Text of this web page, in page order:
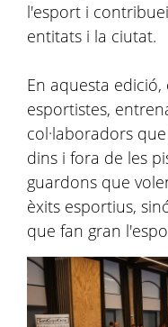
l'esport i
entitats i la ciutat.
En aquesta
esportistes,
col·laboradors
dins i fora de les
guardons que
èxits esportius,
que fan gran